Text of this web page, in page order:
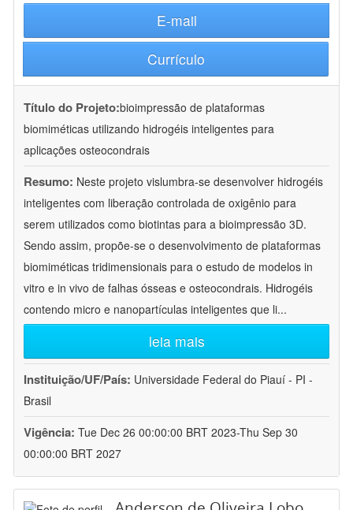
E-mail
Currículo
Título do Projeto:bioimpressão de plataformas
biomiméticas utilizando hidrogéis inteligentes para
aplicações osteocondrais
Resumo: Neste projeto vislumbra-se desenvolver hidrogéis
inteligentes com liberação controlada de oxigênio para
serem utilizados como biotintas para a bioimpressão 3D.
Sendo assim, propõe-se o desenvolvimento de plataformas
biomiméticas tridimensionais para o estudo de modelos in
vitro e in vivo de falhas ósseas e osteocondrais. Hidrogéis
contendo micro e nanopartículas inteligentes que li...
leia mais
Instituição/UF/País: Universidade Federal do Piauí - PI -
Brasil
Vigência: Tue Dec 26 00:00:00 BRT 2023-Thu Sep 30
00:00:00 BRT 2027